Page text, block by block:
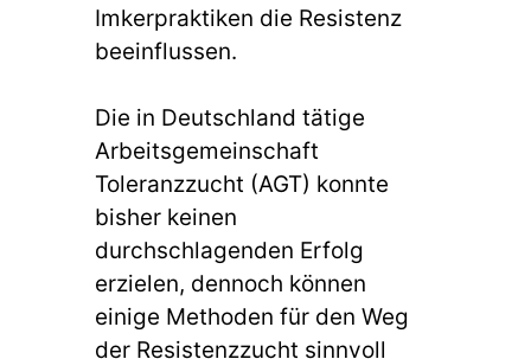
Imkerpraktiken die Resistenz
beeinflussen.
Die in Deutschland tätige
Arbeitsgemeinschaft
Toleranzzucht (AGT) konnte
bisher keinen
durchschlagenden Erfolg
erzielen, dennoch können
einige Methoden für den Weg
der Resistenzzucht sinnvoll